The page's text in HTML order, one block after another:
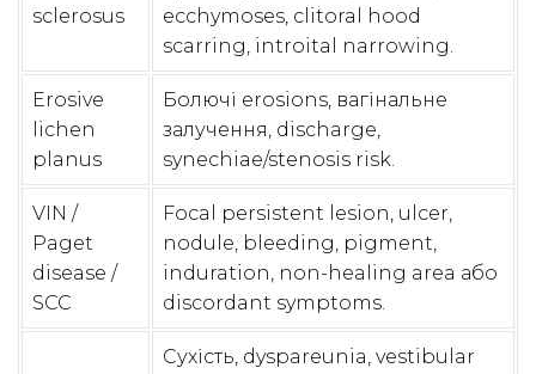
sclerosus
ecchymoses, clitoral hood
scarring, introital narrowing.
Erosive
lichen
planus
Болючі erosions, вагінальне
залучення, discharge,
synechiae/stenosis risk.
VIN /
Paget
disease /
SCC
Focal persistent lesion, ulcer,
nodule, bleeding, pigment,
induration, non-healing area або
discordant symptoms.
Сухість, dyspareunia, vestibular